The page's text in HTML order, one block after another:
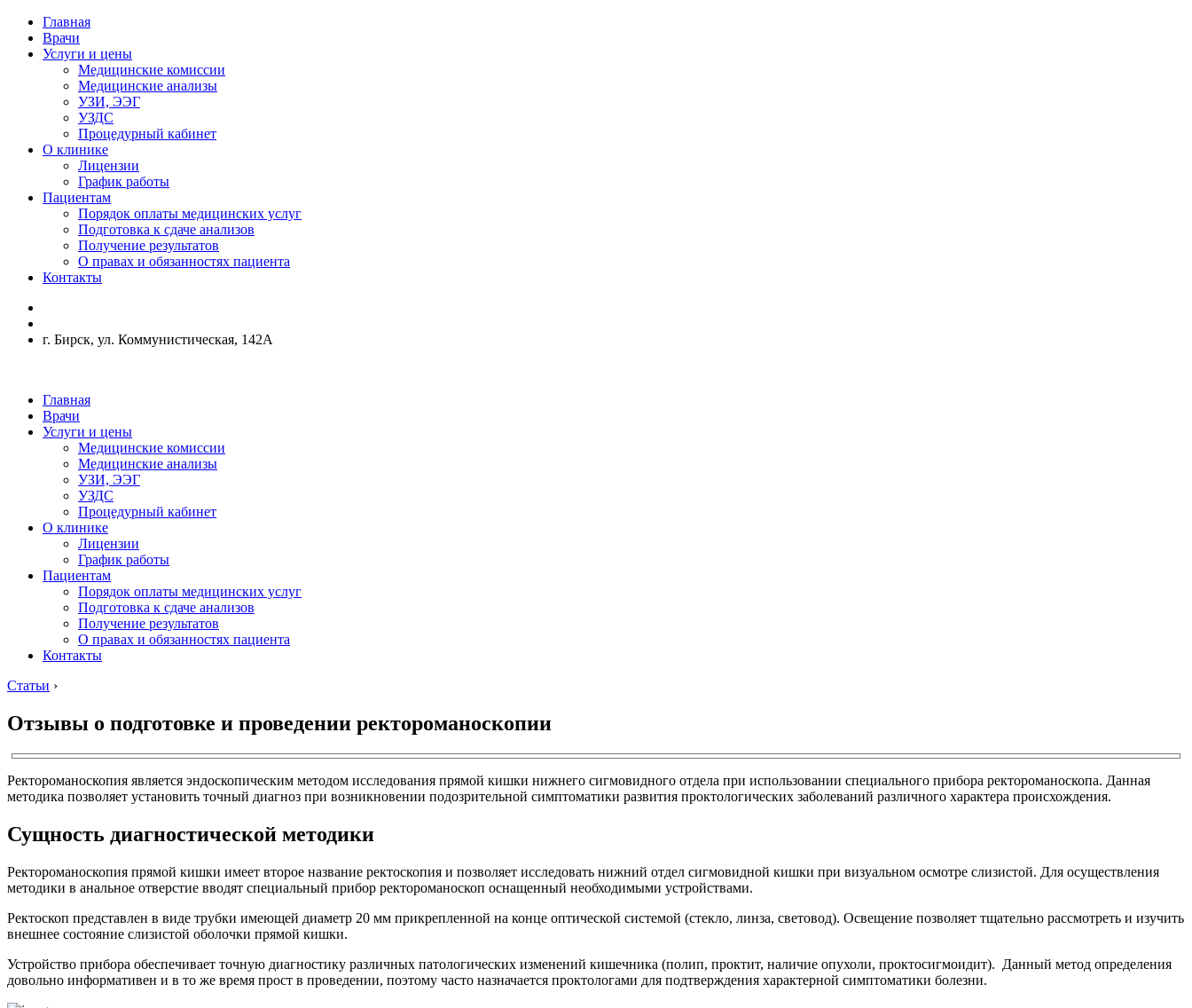
Главная
Врачи
Услуги и цены
Медицинские комиссии
Медицинские анализы
УЗИ, ЭЭГ
УЗДС
Процедурный кабинет
О клинике
Лицензии
График работы
Пациентам
Порядок оплаты медицинских услуг
Подготовка к сдаче анализов
Получение результатов
О правах и обязанностях пациента
Контакты
г. Бирск, ул. Коммунистическая, 142А
Главная
Врачи
Услуги и цены
Медицинские комиссии
Медицинские анализы
УЗИ, ЭЭГ
УЗДС
Процедурный кабинет
О клинике
Лицензии
График работы
Пациентам
Порядок оплаты медицинских услуг
Подготовка к сдаче анализов
Получение результатов
О правах и обязанностях пациента
Контакты
Статьи ›
Отзывы о подготовке и проведении ректороманоскопии
Ректороманоскопия является эндоскопическим методом исследования прямой кишки нижнего сигмовидного отдела при использовании специального прибора ректороманоскопа. Данная
методика позволяет установить точный диагноз при возникновении подозрительной симптоматики развития проктологических заболеваний различного характера происхождения.
Сущность диагностической методики
Ректороманоскопия прямой кишки имеет второе название ректоскопия и позволяет исследовать нижний отдел сигмовидной кишки при визуальном осмотре слизистой. Для осуществления
методики в анальное отверстие вводят специальный прибор ректороманоскоп оснащенный необходимыми устройствами.
Ректоскоп представлен в виде трубки имеющей диаметр 20 мм прикрепленной на конце оптической системой (стекло, линза, световод). Освещение позволяет тщательно рассмотреть и изучить
внешнее состояние слизистой оболочки прямой кишки.
Устройство прибора обеспечивает точную диагностику различных патологических изменений кишечника (полип, проктит, наличие опухоли, проктосигмоидит). Данный метод определения
довольно информативен и в то же время прост в проведении, поэтому часто назначается проктологами для подтверждения характерной симптоматики болезни.